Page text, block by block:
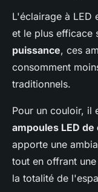
L'éclairage à LED
et le plus efficace
puissance, ces
consomment
traditionnels.
Pour un couloir, il
ampoules LED
apporte une
tout en offrant
la totalité de